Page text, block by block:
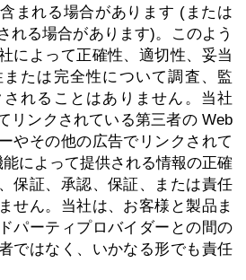
まれる場合があります (または
れる場合があります)。このよう
によって正確性、適切性、妥当
たは完全性について調査、監
れることはありません。当社
リンクされている第三者の Web
やその他の広告でリンクされて
によって提供される情報の正確
保証、承認、保証、または責任
せん。当社は、お客様と製品ま
パーティプロバイダーとの間の
ではなく、いかなる形でも責任